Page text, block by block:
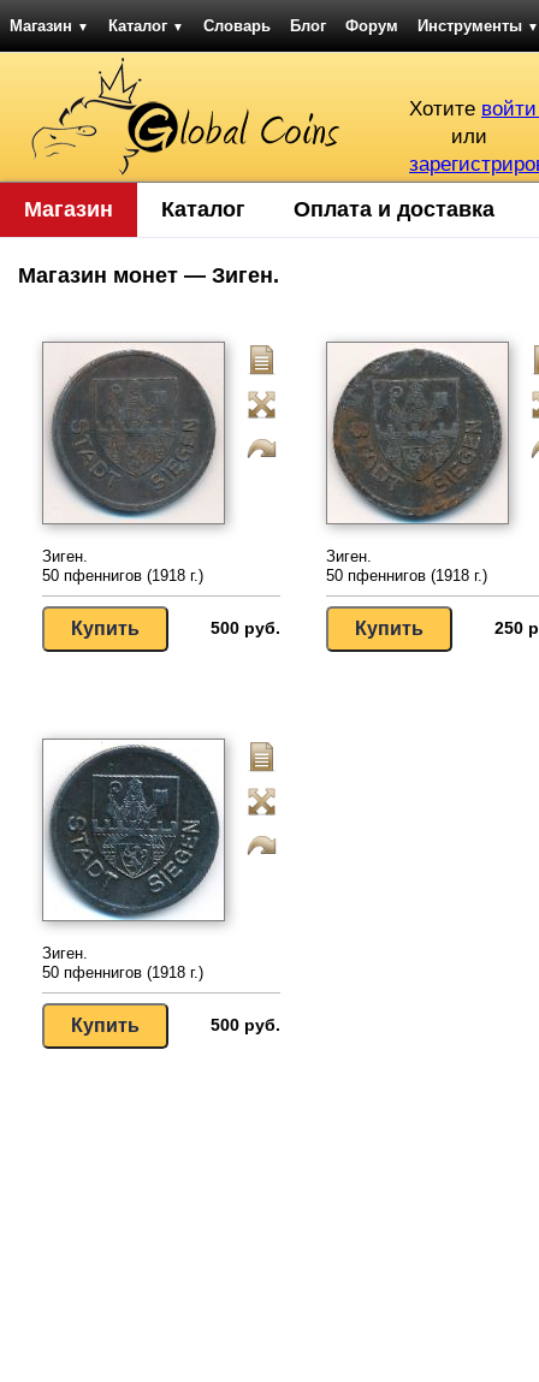
Магазин ▼ Каталог ▼ Словарь Блог Форум Инструменты ▼
Хотите
или
Магазин Каталог Оплата и доставка
Магазин монет — Зиген.
Зиген.
50 пфеннигов (1918 г.)
500 руб.
Зиген.
50 пфеннигов (1918 г.)
250
Зиген.
50 пфеннигов (1918 г.)
500 руб.